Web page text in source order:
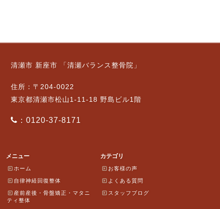
清瀬市 新座市 「清瀬バランス整骨院」
住所：〒204-0022
東京都清瀬市松山1-11-18 野島ビル1階
：0120-37-8171
メニュー
ホーム
自律神経回復整体
産前産後・骨盤矯正・マタニ
ティ整体
カテゴリ
お客様の声
よくある質問
スタッフブログ